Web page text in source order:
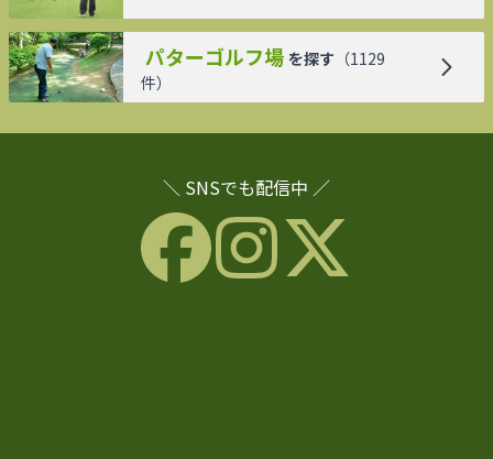
パターゴルフ場 を探す （1129
件）
＼ SNSでも配信中 ／